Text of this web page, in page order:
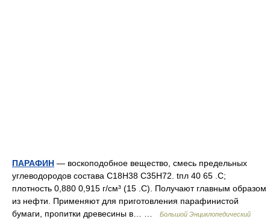
ПАРАФИН — воскоподобное вещество, смесь предельных
углеводородов состава С18Н38 С35Н72. tпл 40 65 .С;
плотность 0,880 0,915 г/см³ (15 .С). Получают главным образом
из нефти. Применяют для приготовления парафинистой
бумаги, пропитки древесины в… …
Большой Энциклопедический